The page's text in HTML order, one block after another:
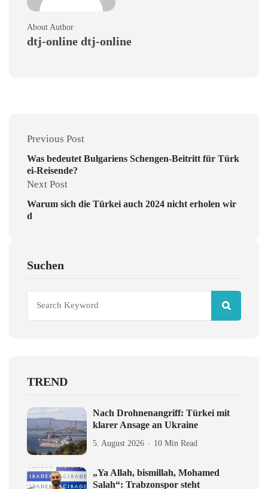
About Author
dtj-online dtj-online
Previous Post
Was bedeutet Bulgariens Schengen-Beitritt für Türk
ei-Reisende?
Next Post
Warum sich die Türkei auch 2024 nicht erholen wir
d
Suchen
TREND
Nach Drohnenangriff: Türkei mit
klarer Ansage an Ukraine
5. August 2026 10 Min Read
„Ya Allah, bismillah, Mohamed
Salah“: Trabzonspor steht